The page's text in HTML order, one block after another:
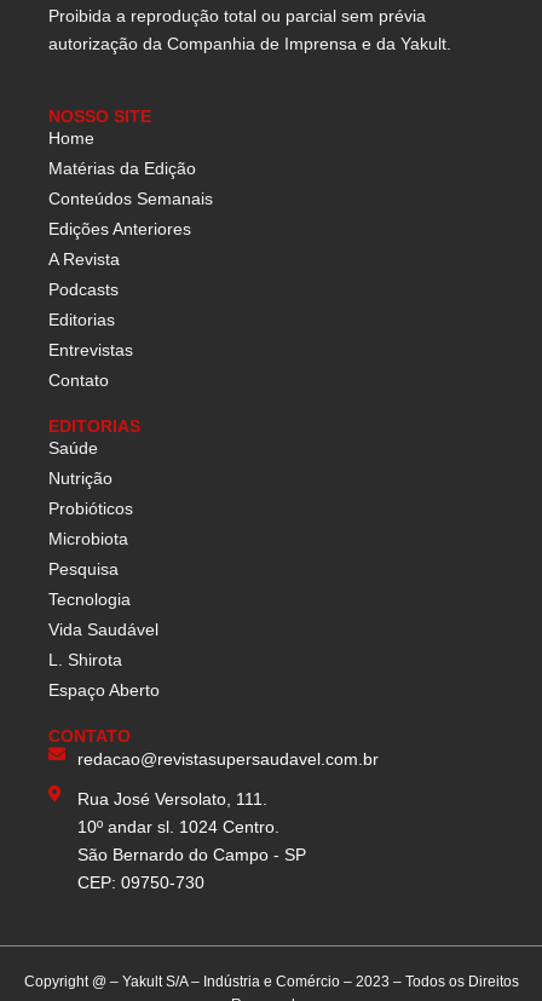
Proibida a reprodução total ou parcial sem prévia
autorização da Companhia de Imprensa e da Yakult.
NOSSO SITE
Home
Matérias da Edição
Conteúdos Semanais
Edições Anteriores
A Revista
Podcasts
Editorias
Entrevistas
Contato
EDITORIAS
Saúde
Nutrição
Probióticos
Microbiota
Pesquisa
Tecnologia
Vida Saudável
L. Shirota
Espaço Aberto
CONTATO
redacao@revistasupersaudavel.com.br
Rua José Versolato, 111.
10º andar sl. 1024 Centro.
São Bernardo do Campo - SP
CEP: 09750-730
Copyright @ – Yakult S/A – Indústria e Comércio – 2023 – Todos os Direitos